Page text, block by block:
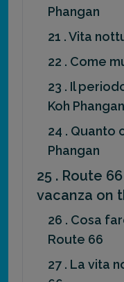
Phangan
21 . Vita
22 . Come
23 . Il
Koh Phangan
24 . Quanto
Phangan
25 . Route
vacanza on
26 . Cosa
Route 66
27 . La vita